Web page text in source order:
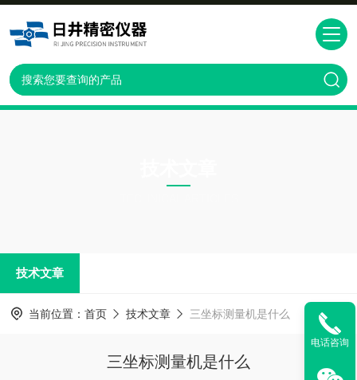
技术文章
当前位置： 首页 技术文章 三坐标测量机是什么
三坐标测量机是什么
电话咨询